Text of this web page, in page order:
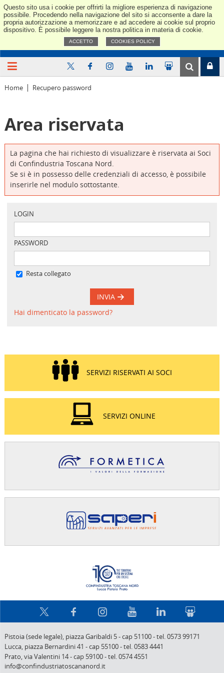
Questo sito usa i cookie per offrirti la migliore esperienza di navigazione
possibile. Procedendo nella navigazione del sito si acconsente a dare la
propria autorizzazione a memorizzare e ad accedere ai cookie sul proprio
dispositivo. È possibile leggere la nostra politica in materia di cookie.
ACCETTO COOKIES POLICY
Home Recupero password
Area riservata
La pagina che hai richiesto di visualizzare è riservata ai Soci
di Confindustria Toscana Nord.
Se si è in possesso delle credenziali di accesso, è possibile
inserirle nel modulo sottostante.
LOGIN
PASSWORD
Resta collegato
INVIA
Hai dimenticato la password?
SERVIZI RISERVATI AI SOCI
SERVIZI ONLINE
Pistoia (sede legale), piazza Garibaldi 5-cap 51100-tel. 0573 99171
Lucca, piazza Bernardini 41 -cap 55100-tel. 0583 4441
Prato,via Valentini 14-cap 59100-tel. 0574 4551
info@confindustriatoscananord.it